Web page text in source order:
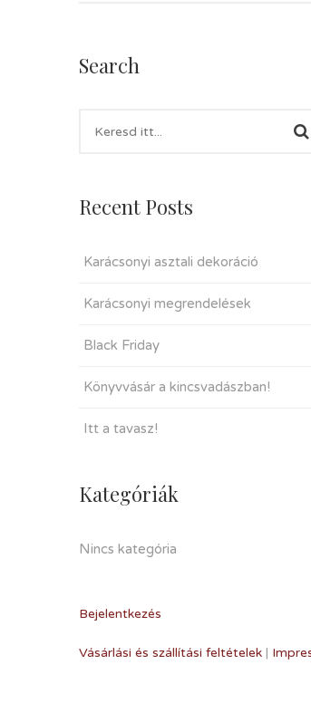
Search
Recent Posts
Karácsonyi asztali dekoráció
Karácsonyi megrendelések
Black Friday
Könyvvásár a kincsvadászban!
Itt a tavasz!
Kategóriák
Nincs kategória
Bejelentkezés
Vásárlási és szállítási feltételek |